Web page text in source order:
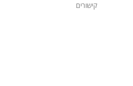
קישורים